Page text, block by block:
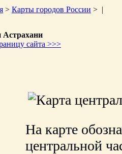
> Карты городов России > |
Астрахани
сайта >>>
На карте
центральной